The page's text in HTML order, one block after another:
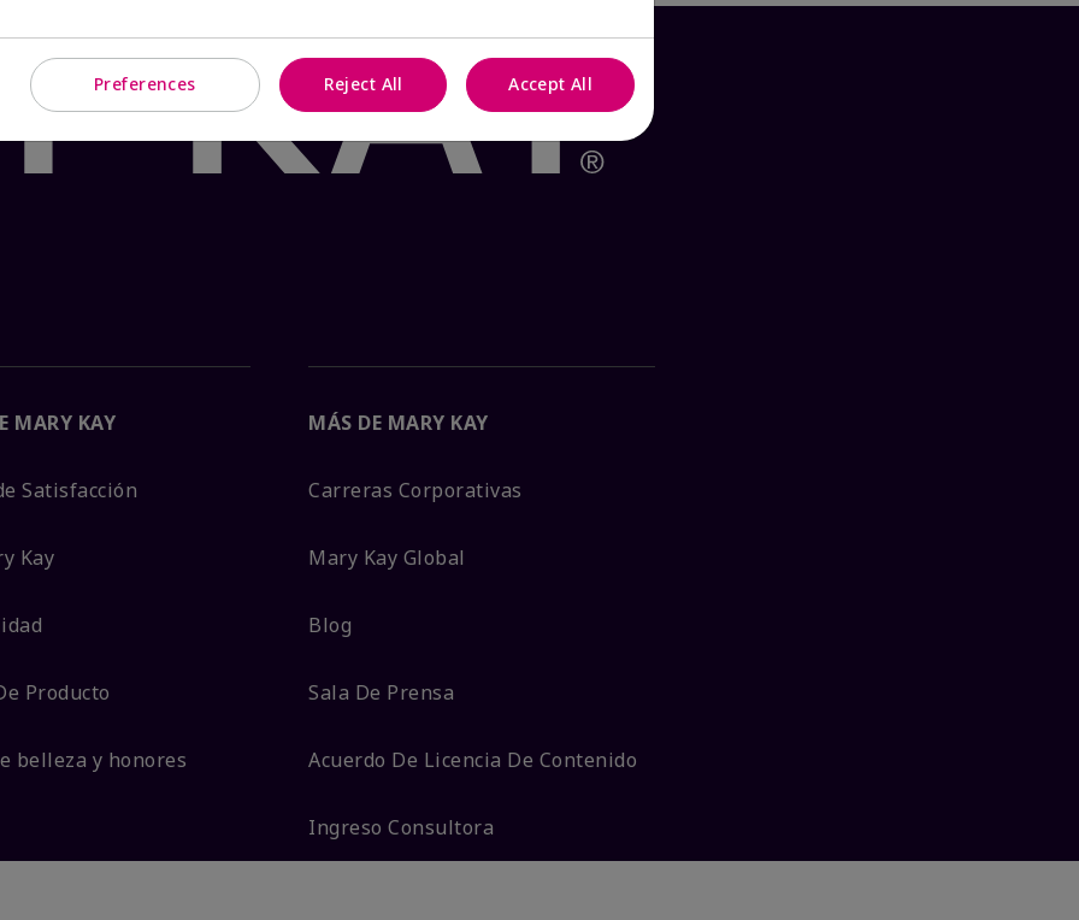
MARY KAY
Satisfacción
Kay
Producto
belleza y honores
MÁS DE MARY KAY
Carreras Corporativas
Mary Kay Global
Blog
Sala De Prensa
Acuerdo De Licencia De Contenido
Ingreso Consultora
Preferences Reject All Accept All